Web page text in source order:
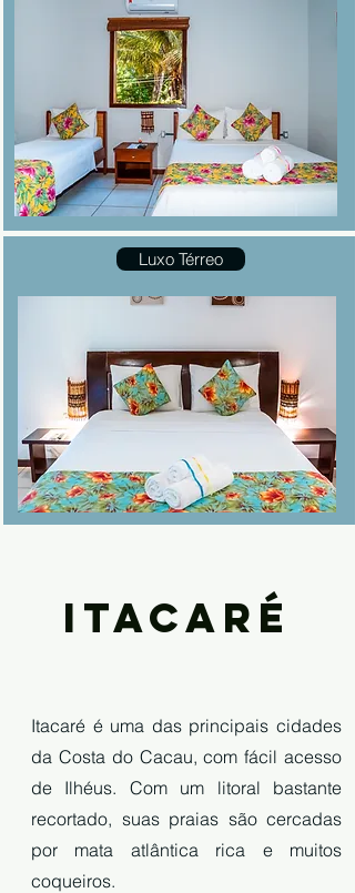
Luxo Térreo
ITACARÉ
Itacaré é uma das principais cidades
da Costa do Cacau, com fácil acesso
de Ilhéus. Com um litoral bastante
recortado, suas praias são cercadas
por mata atlântica rica e muitos
coqueiros.